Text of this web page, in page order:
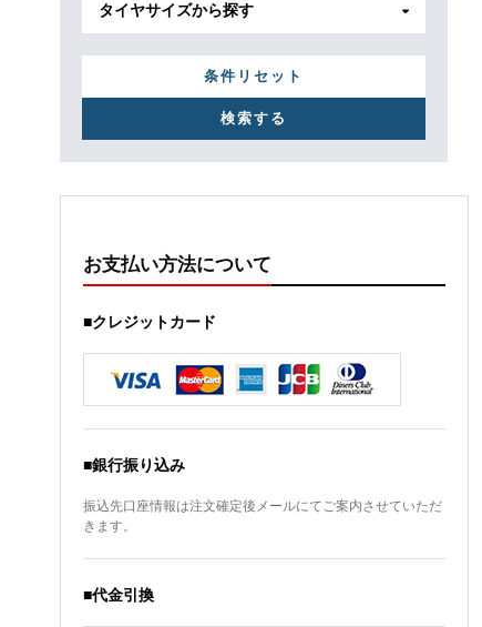
タイヤサイズから探す
条件リセット
お支払い方法について
■クレジットカード
■銀行振り込み
振込先口座情報は注文確定後メールにてご案内させていただ
きます。
■代金引換